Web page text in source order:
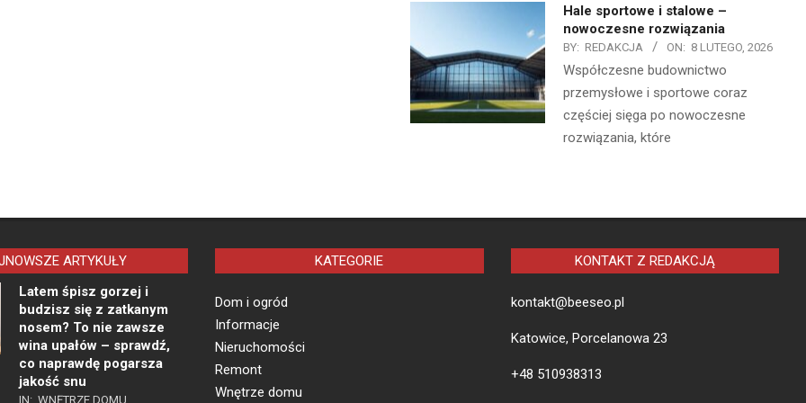
Hale sportowe i stalowe –
nowoczesne rozwiązania
BY: REDAKCJA ON: 8 LUTEGO, 2026
Współczesne budownictwo
przemysłowe i sportowe coraz
częściej sięga po nowoczesne
rozwiązania, które
ARTYKUŁY
Latem śpisz gorzej i
budzisz się z zatkanym
nosem? To nie zawsze
wina upałów – sprawdź,
co naprawdę pogarsza
jakość snu
IN: WNĘTRZE DOMU
KATEGORIE
Dom i ogród
Informacje
Nieruchomości
Remont
Wnętrze domu
KONTAKT Z REDAKCJĄ
kontakt@beeseo.pl
Katowice, Porcelanowa 23
+48 510938313